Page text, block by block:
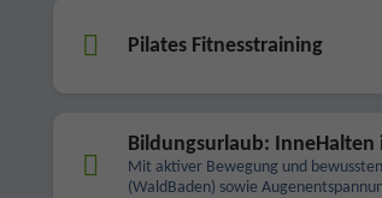
Pilates Fitnesstraining
Bildungsurlaub: InneHalten
Mit aktiver Bewegung und
(WaldBaden) sowie